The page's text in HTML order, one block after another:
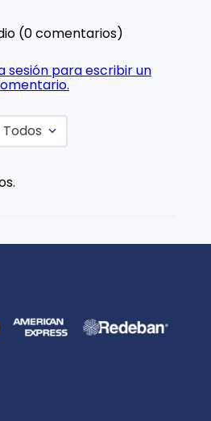
(0 comentarios)
sesión para escribir un
Todos